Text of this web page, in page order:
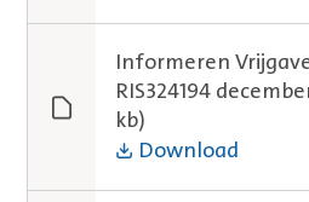
Informeren
RIS324194
kb)
Download